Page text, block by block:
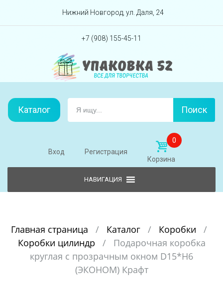
Перейти вниз
Нижний Новгород, ул. Даля, 24
+7 (908) 155-45-11
Каталог Поиск
Вход Регистрация
0
Корзина
Главная страница / Каталог / Коробки
/
Коробки цилиндр
/
Подарочная коробка
круглая с прозрачным окном D15*H6
(ЭКОНОМ) Крафт